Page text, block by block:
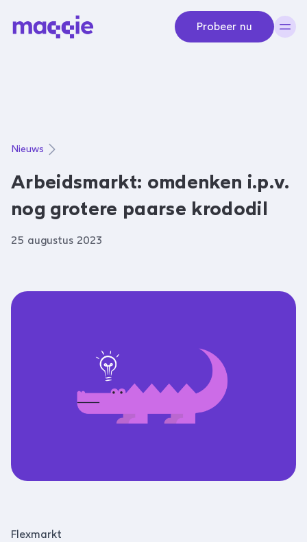
Probeer nu
Nieuws
Arbeidsmarkt: omdenken i.p.v.
nog grotere paarse krododil
25 augustus 2023
Flexmarkt